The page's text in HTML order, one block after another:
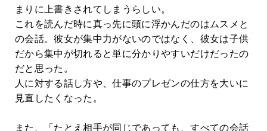
まりに上書きされてしまうらしい。
これを読んだ時に真っ先に頭に浮かんだのはムスメと
の会話。彼女が集中力がないのではなく、彼女は子供
だから集中が切れると単に分かりやすいだけだったの
だと思った。
人に対する話し方や、仕事のプレゼンの仕方を大いに
見直したくなった。
また、「たとえ相手が同じであっても、すべての会話